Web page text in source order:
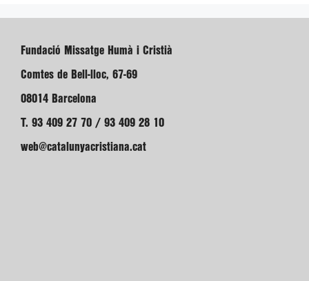
Fundació Missatge Humà i Cristià
Comtes de Bell-lloc, 67-69
08014 Barcelona
T. 93 409 27 70 / 93 409 28 10
web@catalunyacristiana.cat